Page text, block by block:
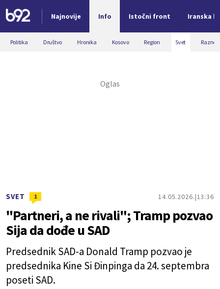
Najnovije Info Istočni front Iranska
Nova vest
Politika Društvo Hronika Kosovo Region Svet Razno
SVET 1 14.05.2026. 13:36
"Partneri, a ne rivali"; Tramp pozvao
Sija da dođe u SAD
Predsednik SAD-a Donald Tramp pozvao je
predsednika Kine Si Đinpinga da 24. septembra
poseti SAD.